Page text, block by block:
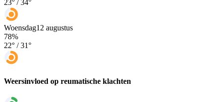
23° / 34°
Woensdag12 augustus
78%
22° /31°
Weersinvloed op reumatische klachten